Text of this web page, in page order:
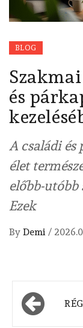
BLOG
és
A családi és
élet
előbb-utóbb
Ezek
By Demi /